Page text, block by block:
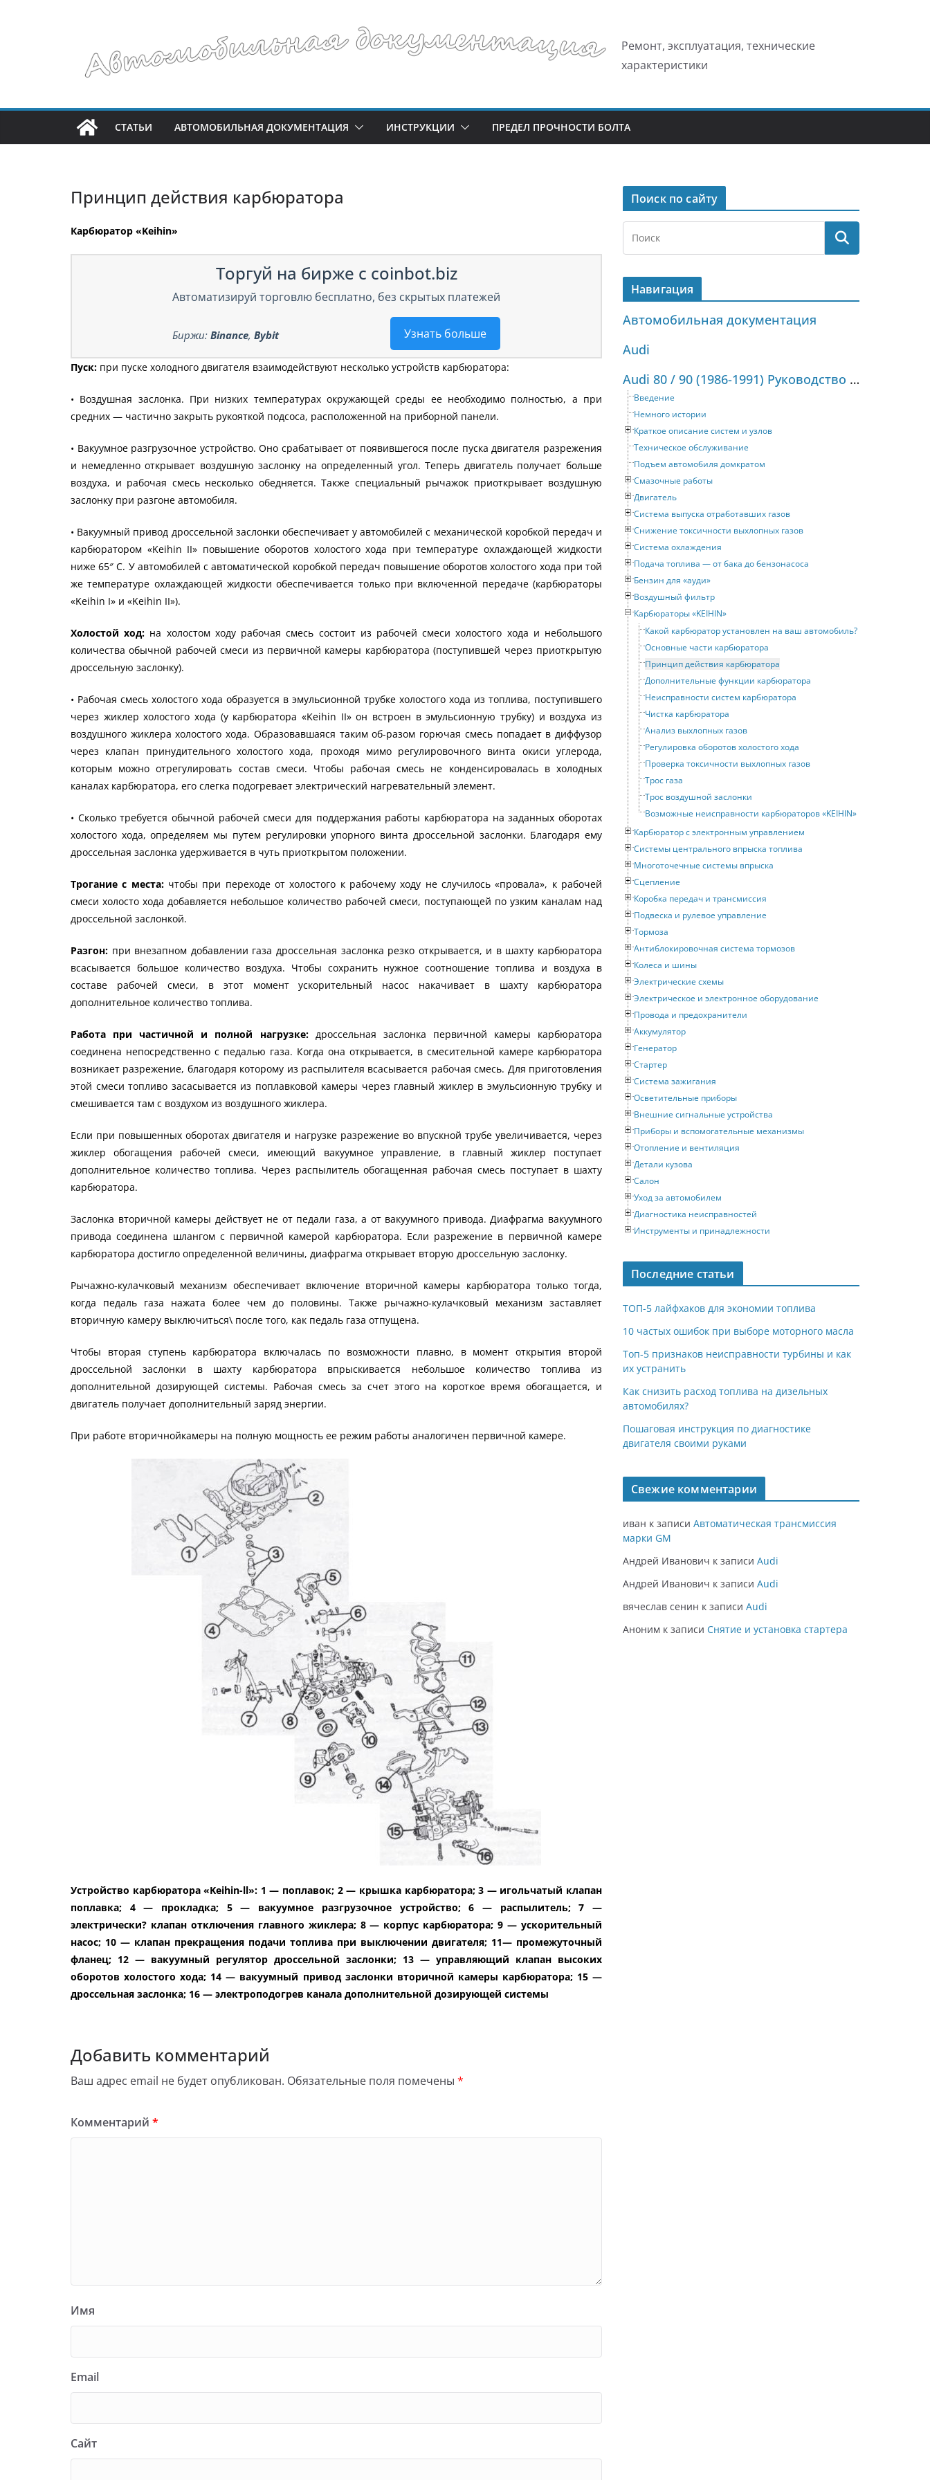
Ремонт, эксплуатация, технические
характеристики
СТАТЬИ АВТОМОБИЛЬНАЯ ДОКУМЕНТАЦИЯ ИНСТРУКЦИИ ПРЕДЕЛ ПРОЧНОСТИ БОЛТА
Принцип действия карбюратора
Карбюратор «Keihin»
Торгуй на бирже с coinbot.biz
Автоматизируй торговлю бесплатно, без скрытых платежей
Узнать больше
Биржи: Binance, Bybit
Пуск: при пуске холодного двигателя взаимодействуют несколько устройств карбюратора:
• Воздушная заслонка. При низких температурах окружающей среды ее необходимо полностью, а при
средних — частично закрыть рукояткой подсоса, расположенной на приборной панели.
• Вакуумное разгрузочное устройство. Оно срабатывает от появившегося после пуска двигателя разрежения
и немедленно открывает воздушную заслонку на определенный угол. Теперь двигатель получает больше
воздуха, и рабочая смесь несколько обедняется. Также специальный рычажок приоткрывает воздушную
заслонку при разгоне автомобиля.
• Вакуумный привод дроссельной заслонки обеспечивает у автомобилей с механической коробкой передач и
карбюратором «Keihin II» повышение оборотов холостого хода при температуре охлаждающей жидкости
ниже 65″ С. У автомобилей с автоматической коробкой передач повышение оборотов холостого хода при той
же температуре охлаждающей жидкости обеспечивается только при включенной передаче (карбюраторы
«Keihin I» и «Keihin II»).
Холостой ход: на холостом ходу рабочая смесь состоит из рабочей смеси холостого хода и небольшого
количества обычной рабочей смеси из первичной камеры карбюратора (поступившей через приоткрытую
дроссельную заслонку).
• Рабочая смесь холостого хода образуется в эмульсионной трубке холостого хода из топлива, поступившего
через жиклер холостого хода (у карбюратора «Keihin II» он встроен в эмульсионную трубку) и воздуха из
воздушного жиклера холостого хода. Образовавшаяся таким об-разом горючая смесь попадает в диффузор
через клапан принудительного холостого хода, проходя мимо регулировочного винта окиси углерода,
которым можно отрегулировать состав смеси. Чтобы рабочая смесь не конденсировалась в холодных
каналах карбюратора, его слегка подогревает электрический нагревательный элемент.
• Сколько требуется обычной рабочей смеси для поддержания работы карбюратора на заданных оборотах
холостого хода, определяем мы путем регулировки упорного винта дроссельной заслонки. Благодаря ему
дроссельная заслонка удерживается в чуть приоткрытом положении.
Трогание с места: чтобы при переходе от холостого к рабочему ходу не случилось «провала», к рабочей
смеси холосто хода добавляется небольшое количество рабочей смеси, поступающей по узким каналам над
дроссельной заслонкой.
Разгон: при внезапном добавлении газа дроссельная заслонка резко открывается, и в шахту карбюратора
всасывается большое количество воздуха. Чтобы сохранить нужное соотношение топлива и воздуха в
составе рабочей смеси, в этот момент ускорительный насос накачивает в шахту карбюратора
дополнительное количество топлива.
Работа при частичной и полной нагрузке: дроссельная заслонка первичной камеры карбюратора
соединена непосредственно с педалью газа. Когда она открывается, в смесительной камере карбюратора
возникает разрежение, благодаря которому из распылителя всасывается рабочая смесь. Для приготовления
этой смеси топливо засасывается из поплавковой камеры через главный жиклер в эмульсионную трубку и
смешивается там с воздухом из воздушного жиклера.
Если при повышенных оборотах двигателя и нагрузке разрежение во впускной трубе увеличивается, через
жиклер обогащения рабочей смеси, имеющий вакуумное управление, в главный жиклер поступает
дополнительное количество топлива. Через распылитель обогащенная рабочая смесь поступает в шахту
карбюратора.
Заслонка вторичной камеры действует не от педали газа, а от вакуумного привода. Диафрагма вакуумного
привода соединена шлангом с первичной камерой карбюратора. Если разрежение в первичной камере
карбюратора достигло определенной величины, диафрагма открывает вторую дроссельную заслонку.
Рычажно-кулачковый механизм обеспечивает включение вторичной камеры карбюратора только тогда,
когда педаль газа нажата более чем до половины. Также рычажно-кулачковый механизм заставляет
вторичную камеру выключиться\ после того, как педаль газа отпущена.
Чтобы вторая ступень карбюратора включалась по возможности плавно, в момент открытия второй
дроссельной заслонки в шахту карбюратора впрыскивается небольшое количество топлива из
дополнительной дозирующей системы. Рабочая смесь за счет этого на короткое время обогащается, и
двигатель получает дополнительный заряд энергии.
При работе вторичнойкамеры на полную мощность ее режим работы аналогичен первичной камере.
Устройство карбюратора «Keihin-ll»: 1 — поплавок; 2 — крышка карбюратора; 3 — игольчатый клапан
поплавка; 4 — прокладка; 5 — вакуумное разгрузочное устройство; 6 — распылитель; 7 —
электрически? клапан отключения главного жиклера; 8 — корпус карбюратора; 9 — ускорительный
насос; 10 — клапан прекращения подачи топлива при выключении двигателя; 11— промежуточный
фланец; 12 — вакуумный регулятор дроссельной заслонки; 13 — управляющий клапан высоких
оборотов холостого хода; 14 — вакуумный привод заслонки вторичной камеры карбюратора; 15 —
дроссельная заслонка; 16 — электроподогрев канала дополнительной дозирующей системы
Добавить комментарий
Ваш адрес email не будет опубликован. Обязательные поля помечены *
Комментарий *
Имя
Email
Сайт
Поиск по сайту
Навигация
Автомобильная документация
Audi
Audi 80 / 90 (1986-1991) Руководство по ремонту и техническому обслуживанию
Введение
Немного истории
Краткое описание систем и узлов
Техническое обслуживание
Подъем автомобиля домкратом
Смазочные работы
Двигатель
Система выпуска отработавших газов
Снижение токсичности выхлопных газов
Система охлаждения
Подача топлива — от бака до бензонасоса
Бензин для «ауди»
Воздушный фильтр
Карбюраторы «KEIHIN»
Какой карбюратор установлен на ваш автомобиль?
Основные части карбюратора
Принцип действия карбюратора
Дополнительные функции карбюратора
Неисправности систем карбюратора
Чистка карбюратора
Анализ выхлопных газов
Регулировка оборотов холостого хода
Проверка токсичности выхлопных газов
Трос газа
Трос воздушной заслонки
Возможные неисправности карбюраторов «KEIHIN»
Карбюратор с электронным управлением
Системы центрального впрыска топлива
Многоточечные системы впрыска
Сцепление
Коробка передач и трансмиссия
Подвеска и рулевое управление
Тормоза
Антиблокировочная система тормозов
Колеса и шины
Электрические схемы
Электрическое и электронное оборудование
Провода и предохранители
Аккумулятор
Генератор
Стартер
Система зажигания
Осветительные приборы
Внешние сигнальные устройства
Приборы и вспомогательные механизмы
Отопление и вентиляция
Детали кузова
Салон
Уход за автомобилем
Диагностика неисправностей
Инструменты и принадлежности
Последние статьи
ТОП-5 лайфхаков для экономии топлива
10 частых ошибок при выборе моторного масла
Топ-5 признаков неисправности турбины и как
их устранить
Как снизить расход топлива на дизельных
автомобилях?
Пошаговая инструкция по диагностике
двигателя своими руками
Свежие комментарии
иван к записи Автоматическая трансмиссия
марки GM
Андрей Иванович к записи Audi
Андрей Иванович к записи Audi
вячеслав сенин к записи Audi
Аноним к записи Снятие и установка стартера